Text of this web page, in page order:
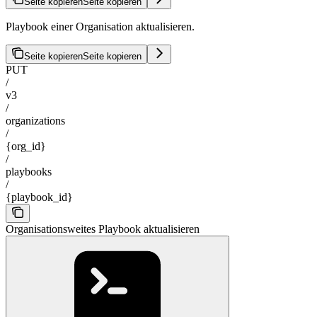
Playbook einer Organisation aktualisieren.
Seite kopierenSeite kopieren
PUT
/
v3
/
organizations
/
{org_id}
/
playbooks
/
{playbook_id}
Organisationsweites Playbook aktualisieren